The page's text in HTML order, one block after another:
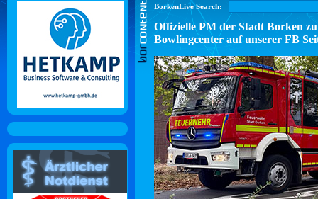
BorkenLive Search:
Offizielle PM der Stadt Borken
Bowlingcenter auf unserer FB